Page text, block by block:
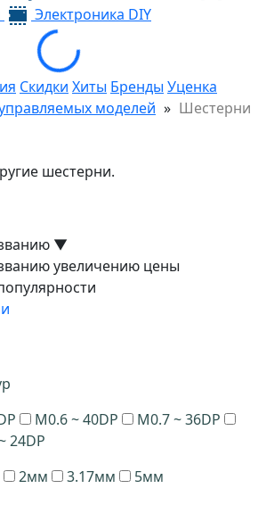
Электроника DIY
Loading...
Скидки Хиты Бренды Уценка
моделей » Шестерни
шестерни.
▼
увеличению цены
M0.6 ~ 40DP
M0.7 ~ 36DP
24DP
2мм 3.17мм 5мм